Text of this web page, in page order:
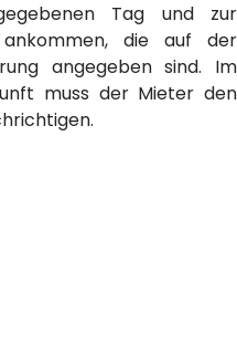
Tag und zur
ankommen, die auf der
angegeben sind. Im
muss der Mieter den